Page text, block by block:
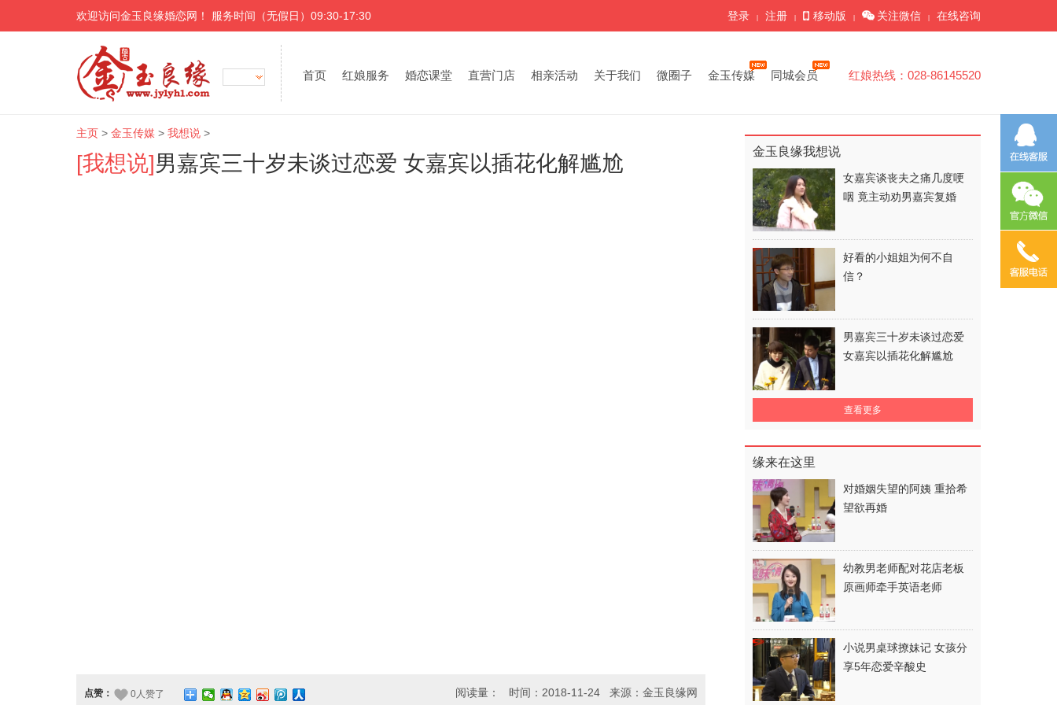
欢迎访问金玉良缘婚恋网！ 服务时间（无假日）09:30-17:30 登录 注册 移动版 关注微信 在线咨询
首页 红娘服务 婚恋课堂 直营门店 相亲活动 关于我们 微圈子 金玉传媒 同城会员 红娘热线：028-86145520
主页 > 金玉传媒 > 我想说 >
[我想说]男嘉宾三十岁未谈过恋爱 女嘉宾以插花化解尴尬
点赞： 0人赞了 阅读量： 时间：2018-11-24 来源：金玉良缘网
金玉良缘我想说
女嘉宾谈丧夫之痛几度哽
咽 竟主动劝男嘉宾复婚
好看的小姐姐为何不自
信？
男嘉宾三十岁未谈过恋爱
女嘉宾以插花化解尴尬
查看更多
缘来在这里
对婚姻失望的阿姨 重拾希
望欲再婚
幼教男老师配对花店老板
原画师牵手英语老师
小说男桌球撩妹记 女孩分
享5年恋爱辛酸史